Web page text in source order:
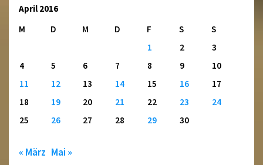
April 2016
M
D M D F S
S
1
2
3
4
5 6 7 8 9
10
11
12 13 14 15 16
17
18
19 20 21 22 23
24
25
26 27 28 29 30
« März Mai »